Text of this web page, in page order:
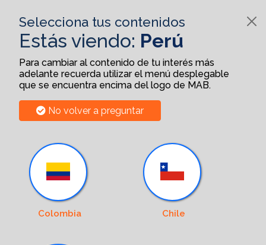
Selecciona tus contenidos
Estás viendo: Perú
Para cambiar al contenido de tu interés más
adelante recuerda utilizar el menú desplegable
que se encuentra encima del logo de MAB.
No volver a preguntar
Colombia Chile